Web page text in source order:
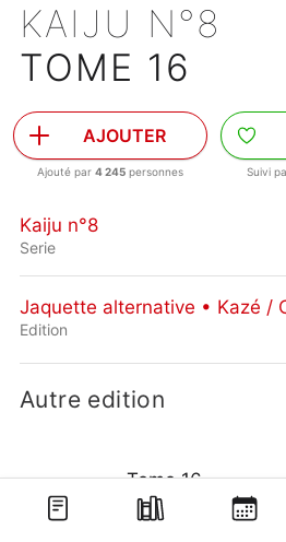
KAIJU N°8
TOME 16
AJOUTER
Ajouté par 4 245 personnes Suivi
Kaiju n°8
Serie
Jaquette alternative • Kazé /
Edition
Autre edition
Tome 16
Edition simple